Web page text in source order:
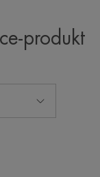
produkt